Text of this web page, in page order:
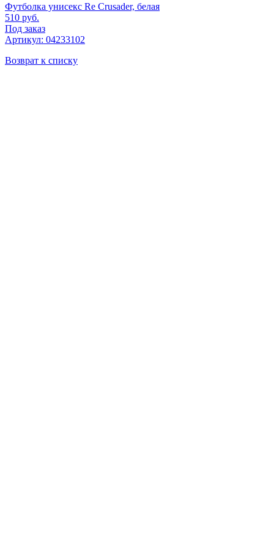
Футболка унисекс Re Crusader, белая
510 руб.
Под заказ
Артикул: 04233102
Возврат к списку